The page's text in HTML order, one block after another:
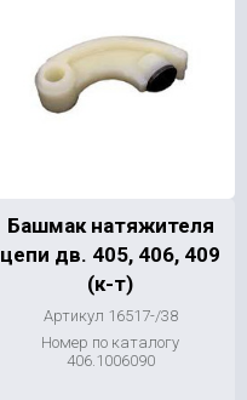
Башмак натяжителя
цепи дв. 405, 406, 409
(к-т)
Артикул 16517-/38
Номер по каталогу
406.1006090